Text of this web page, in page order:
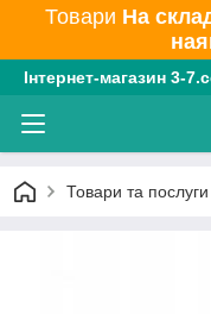
Товари На
Інтернет-магазин 3-
Товари та послуги